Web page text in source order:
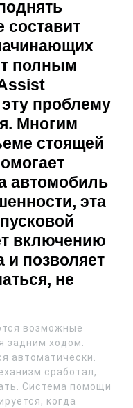
составит
полным
проблему
Многим
стоящей
автомобиль
эта
включению
и позволяет
не
возможные
задним ходом.
автоматически.
сработал,
Система помощи
когда